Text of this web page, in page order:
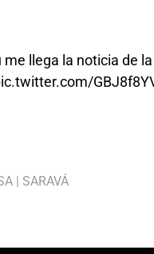
llega la noticia de la
| SARAVÁ